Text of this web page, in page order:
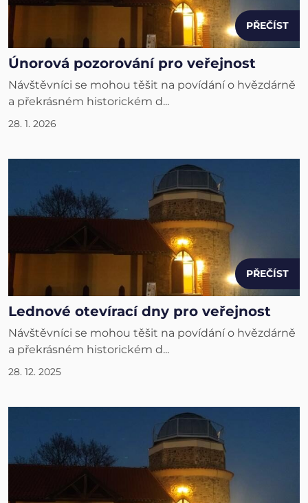
PŘEČÍST
Únorová pozorování pro veřejnost
Návštěvníci se mohou těšit na povídání o hvězdárně
a překrásném historickém d...
28. 1. 2026
PŘEČÍST
Lednové otevírací dny pro veřejnost
Návštěvníci se mohou těšit na povídání o hvězdárně
a překrásném historickém d...
28. 12. 2025